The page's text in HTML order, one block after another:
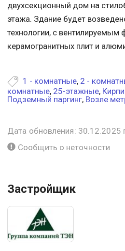
двухсекционный дом на
этажа. Здание будет
технологии, с вентилируемым
керамогранитных плит и
1 - комнатные, 2 -
комнатные, 25-этажные,
Подземный паргинг, Возле
Дата обновления: 30.12.2025
Сообщить о неточности
Застройщик